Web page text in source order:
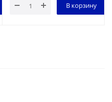
В корзину